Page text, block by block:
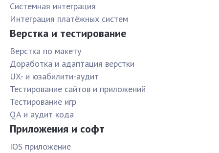
Системная интеграция
Интеграция платёжных систем
Верстка и тестирование
Верстка по макету
Доработка и адаптация верстки
UX- и юзабилити-аудит
Тестирование сайтов и приложений
Тестирование игр
QA и аудит кода
Приложения и софт
IOS приложение